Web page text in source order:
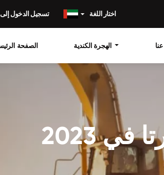
تسجيل الدخول اختار اللغة
الصفحة
2023